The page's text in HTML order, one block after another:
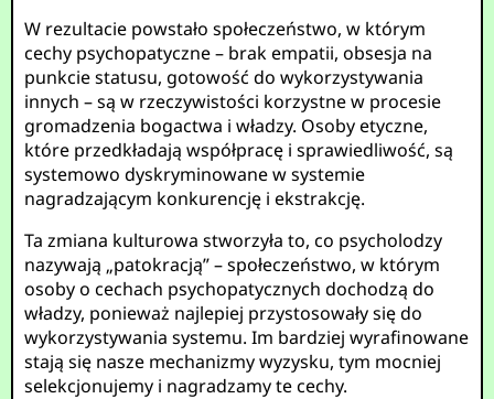
W rezultacie powstało społeczeństwo, w którym
cechy psychopatyczne – brak empatii, obsesja na
punkcie statusu, gotowość do wykorzystywania
innych – są w rzeczywistości korzystne w procesie
gromadzenia bogactwa i władzy. Osoby etyczne,
które przedkładają współpracę i sprawiedliwość, są
systemowo dyskryminowane w systemie
nagradzającym konkurencję i ekstrakcję.
Ta zmiana kulturowa stworzyła to, co psycholodzy
nazywają „patokracją” – społeczeństwo, w którym
osoby o cechach psychopatycznych dochodzą do
władzy, ponieważ najlepiej przystosowały się do
wykorzystywania systemu. Im bardziej wyrafinowane
stają się nasze mechanizmy wyzysku, tym mocniej
selekcjonujemy i nagradzamy te cechy.